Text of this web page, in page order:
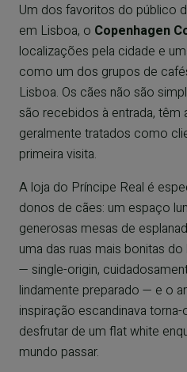
Um dos favoritos do público
em Lisboa, o Copenhagen
localizações pela cidade e
como um dos grupos de
Lisboa. Os cães não são
são recebidos à entrada, têm
geralmente tratados como
primeira visita.
A loja do Príncipe Real é
donos de cães: um espaço
generosas mesas de
uma das ruas mais bonitas
— single-origin,
lindamente preparado — e o
inspiração escandinava
desfrutar de um flat white
mundo passar.